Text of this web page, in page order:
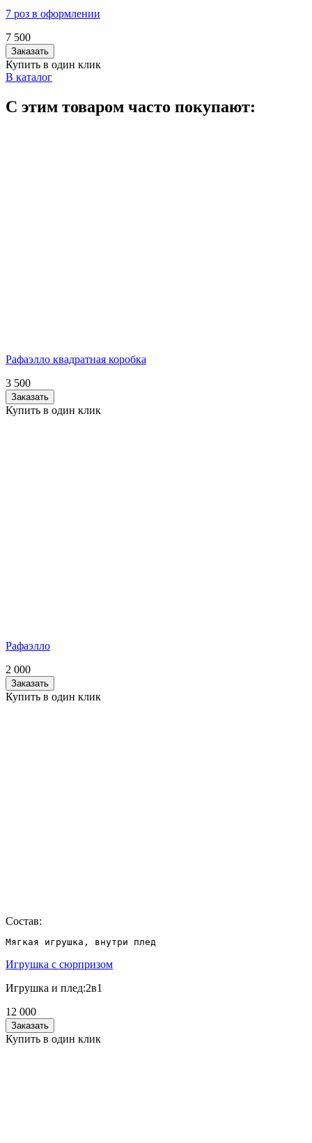
7 роз в оформлении
7 500
Заказать
Купить в один клик
В каталог
С этим товаром часто покупают:
Рафаэлло квадратная коробка
3 500
Заказать
Купить в один клик
Рафаэлло
2 000
Заказать
Купить в один клик
Состав:
Мягкая игрушка, внутри плед
Игрушка с сюрпризом
Игрушка и плед:2в1
12 000
Заказать
Купить в один клик